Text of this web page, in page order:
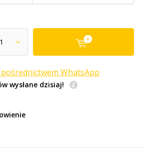
WhatsApp
wysłane dzisiaj!